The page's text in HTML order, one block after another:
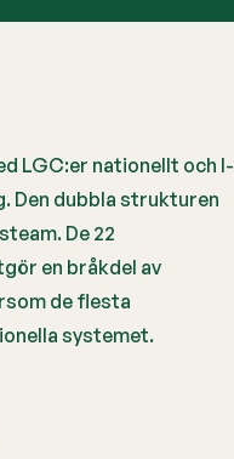
LGC:er nationellt och I-
Den dubbla strukturen
De 22
en bråkdel av
de flesta
systemet.